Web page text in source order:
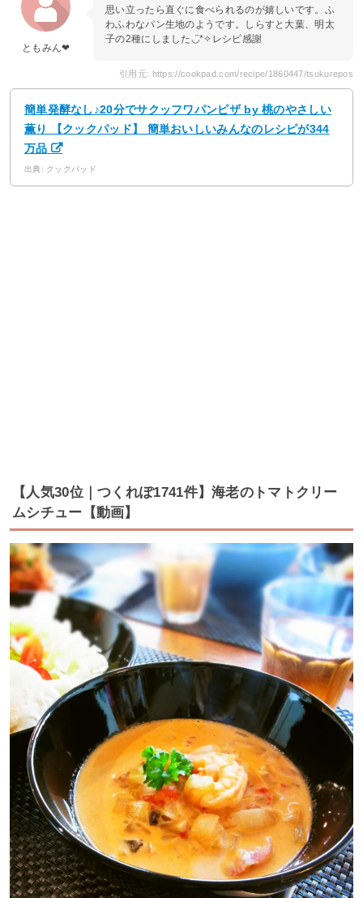
ともみん❤
思い立ったら直ぐに食べられるのが嬉しいです。ふ
わふわなパン生地のようです。しらすと大葉、明太
子の2種にしました◡̈*✧レシピ感謝
引用元: https://cookpad.com/recipe/1860447/tsukurepos
簡単発酵なし♪20分でサクッフワパンピザ by 桃のやさしい
薫り 【クックパッド】 簡単おいしいみんなのレシピが344
万品
出典: クックパッド
【人気30位｜つくれぽ1741件】海老のトマトクリー
ムシチュー【動画】